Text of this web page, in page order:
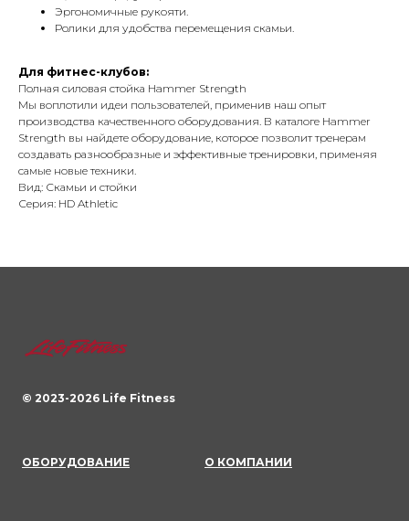
Эргономичные рукояти.
Ролики для удобства перемещения скамьи.
Для фитнес-клубов:
Полная силовая стойка Hammer Strength
Мы воплотили идеи пользователей, применив наш опыт
производства качественного оборудования. В каталоге Hammer
Strength вы найдете оборудование, которое позволит тренерам
создавать разнообразные и эффективные тренировки, применяя
самые новые техники.
Вид: Скамьи и стойки
Серия: HD Athletic
© 2023-2026 Life Fitness
ОБОРУДОВАНИЕ О КОМПАНИИ